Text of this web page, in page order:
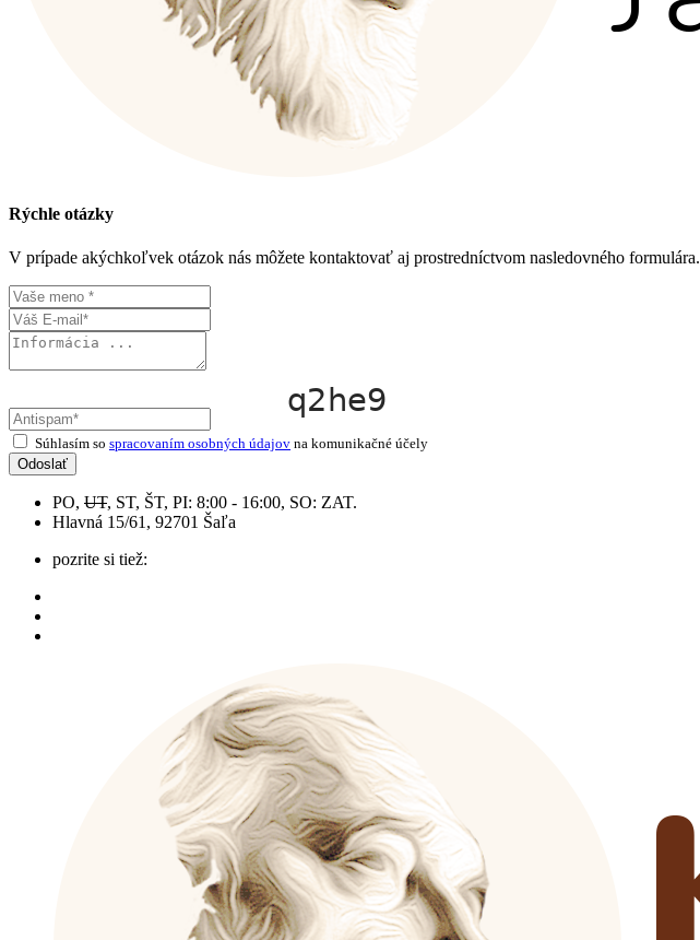
Rýchle otázky
V prípade akýchkoľvek otázok nás môžete kontaktovať aj prostredníctvom nasledovného formulára.
Súhlasím so spracovaním osobných údajov na komunikačné účely
Odoslať
PO, UT, ST, ŠT, PI: 8:00 - 16:00, SO: ZAT.
Hlavná 15/61, 92701 Šaľa
pozrite si tiež: